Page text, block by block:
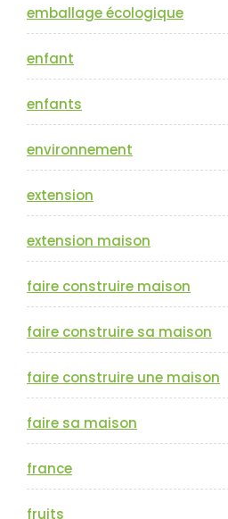
emballage écologique
enfant
enfants
environnement
extension
extension maison
faire construire maison
faire construire sa maison
faire construire une maison
faire sa maison
france
fruits